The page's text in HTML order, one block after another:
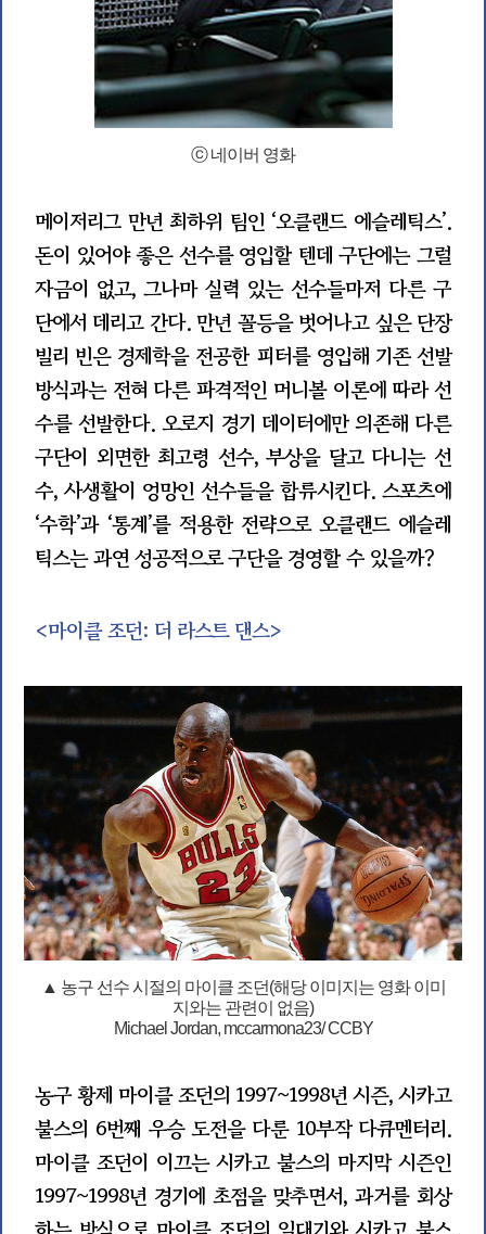
ⓒ 네이버 영화
메이저리그 만년 최하위 팀인 ‘오클랜드 에슬레틱스’.
돈이 있어야 좋은 선수를 영입할 텐데 구단에는 그럴
자금이 없고, 그나마 실력 있는 선수들마저 다른 구
단에서 데리고 간다. 만년 꼴등을 벗어나고 싶은 단장
빌리 빈은 경제학을 전공한 피터를 영입해 기존 선발
방식과는 전혀 다른 파격적인 머니볼 이론에 따라 선
수를 선발한다. 오로지 경기 데이터에만 의존해 다른
구단이 외면한 최고령 선수, 부상을 달고 다니는 선
수, 사생활이 엉망인 선수들을 합류시킨다. 스포츠에
‘수학’과 ‘통계’를 적용한 전략으로 오클랜드 에슬레
틱스는 과연 성공적으로 구단을 경영할 수 있을까?
<마이클 조던: 더 라스트 댄스>
▲ 농구 선수 시절의 마이클 조던(해당 이미지는 영화 이미
지와는 관련이 없음)
Michael Jordan, mccarmona23/ CCBY
농구 황제 마이클 조던의 1997~1998년 시즌, 시카고
불스의 6번째 우승 도전을 다룬 10부작 다큐멘터리.
마이클 조던이 이끄는 시카고 불스의 마지막 시즌인
1997~1998년 경기에 초점을 맞추면서, 과거를 회상